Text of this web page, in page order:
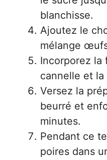
blanchisse.
Ajoutez le
mélange
Incorporez la
cannelle et la
Versez la
beurré et
minutes.
Pendant ce
poires dans